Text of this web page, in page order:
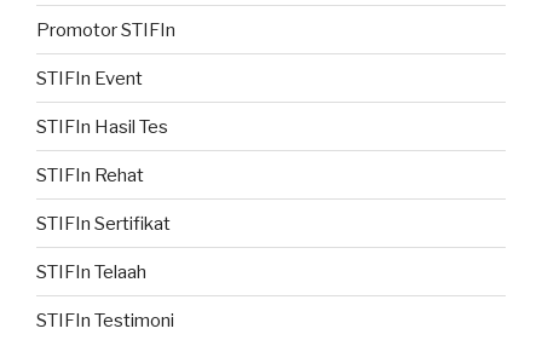
Promotor STIFIn
STIFIn Event
STIFIn Hasil Tes
STIFIn Rehat
STIFIn Sertifikat
STIFIn Telaah
STIFIn Testimoni